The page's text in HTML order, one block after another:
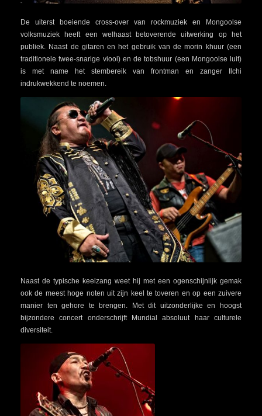
De uiterst boeiende cross-over van rockmuziek en Mongoolse
volksmuziek heeft een welhaast betoverende uitwerking op het
publiek. Naast de gitaren en het gebruik van de morin khuur (een
traditionele twee-snarige viool) en de tobshuur (een Mongoolse luit)
is met name het stembereik van frontman en zanger Ilchi
indrukwekkend te noemen.
Naast de typische keelzang weet hij met een ogenschijnlijk gemak
ook de meest hoge noten uit zijn keel te toveren en op een zuivere
manier ten gehore te brengen. Met dit uitzonderlijke en hoogst
bijzondere concert onderschrijft Mundial absoluut haar culturele
diversiteit.